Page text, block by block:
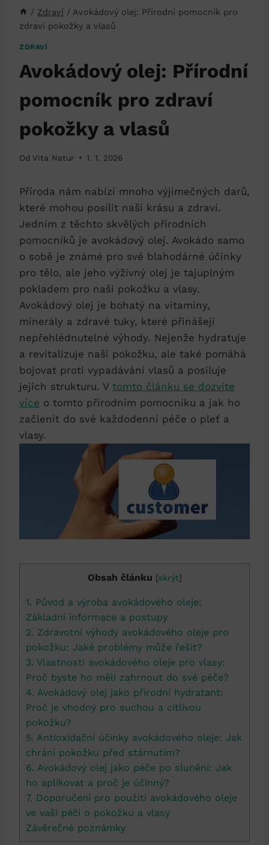
/ Zdraví / Avokádový olej: Přírodní pomocník pro
zdraví pokožky a vlasů
ZDRAVÍ
Avokádový olej: Přírodní
pomocník pro zdraví
pokožky a vlasů
Od Vita Natur 1. 1. 2026
Příroda nám nabízí mnoho výjimečných darů,
které mohou posílit naši krásu a zdraví.
Jedním z těchto skvělých přírodních
pomocníků je avokádový olej. Avokádo samo
o sobě je známé pro své blahodárné účinky
pro tělo, ale jeho výživný olej je tajuplným
pokladem pro naši pokožku a vlasy.
Avokádový olej je bohatý na vitamíny,
minerály a zdravé tuky, které přinášejí
nepřehlédnutelné výhody. Nejenže hydratuje
a revitalizuje naši pokožku, ale také pomáhá
bojovat proti vypadávání vlasů a posiluje
jejich strukturu. V tomto článku se dozvíte
více o tomto přírodním pomocníku a jak ho
začlenit do své každodenní péče o pleť a
vlasy.
Obsah článku [skrýt]
1. Původ a výroba avokádového oleje:
Základní informace a postupy
2. Zdravotní výhody avokádového oleje pro
pokožku: Jaké problémy může řešit?
3. Vlastnosti avokádového oleje pro vlasy:
Proč byste ho měli zahrnout do své péče?
4. Avokádový olej jako přírodní hydratant:
Proč je vhodný pro suchou a citlivou
pokožku?
5. Antioxidační účinky avokádového oleje: Jak
chrání pokožku před stárnutím?
6. Avokádový olej jako péče po slunění: Jak
ho aplikovat a proč je účinný?
7. Doporučení pro použití avokádového oleje
ve vaší péči o pokožku a vlasy
Závěrečné poznámky